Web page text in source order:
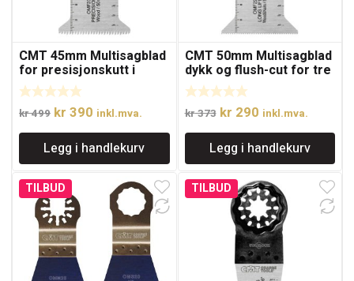
CMT 45mm Multisagblad
for presisjonskutt i
treverk med
japantanning
kr499 Opprinnelig
pris
var:
kr 499.
kr 390 Nåværende
pris
er:
kr 390.
inkl.mva.
Legg i handlekurv
CMT 50mm Multisagblad
dykk og flush-cut for tre
og spiker
kr373 Opprinnelig
pris
var:
kr 373.
kr 290Nåværende
pris
er:
kr 290.
inkl.mva.
Legg i handlekurv
TILBUD TILBUD